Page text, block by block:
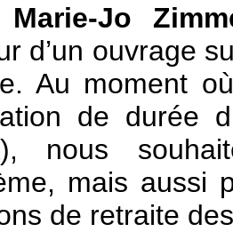
Marie-Jo
d’un ouvrage
Au moment
de durée
nous
mais aussi
de retraite